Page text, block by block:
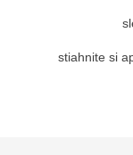
stiahnite si